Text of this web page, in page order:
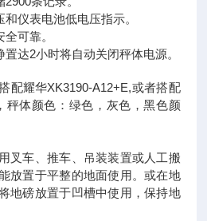
仪表电池低电压指示。
可靠。
达2小时将自动关闭秤体电源。
配耀华XK3190-A12+E,或者搭配
秤体颜色：绿色，灰色，黑色颜
叉车、推车、吊装装置或人工搬
放置于平整的地面使用。或在地
地磅放置于凹槽中使用，保持地